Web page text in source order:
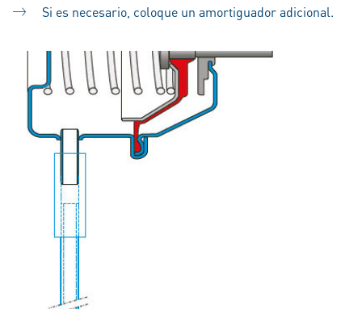
Si es necesario, coloque un amortiguador adicional.